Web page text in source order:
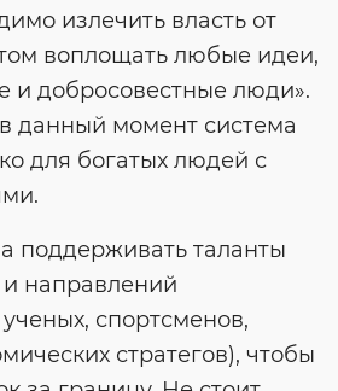
излечить власть от
воплощать любые идеи,
и добросовестные люди».
данный момент система
для богатых людей с
поддерживать таланты
направлений
спортсменов,
стратегов), чтобы